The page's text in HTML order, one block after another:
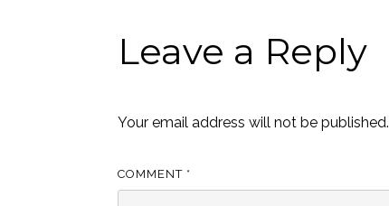
Leave a Reply
Your email address will not be published.
COMMENT *